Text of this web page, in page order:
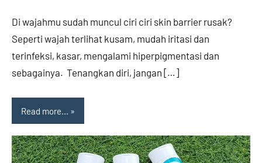
Di wajahmu sudah muncul ciri ciri skin barrier rusak?
Seperti wajah terlihat kusam, mudah iritasi dan
terinfeksi, kasar, mengalami hiperpigmentasi dan
sebagainya. Tenangkan diri, jangan […]
Read more...